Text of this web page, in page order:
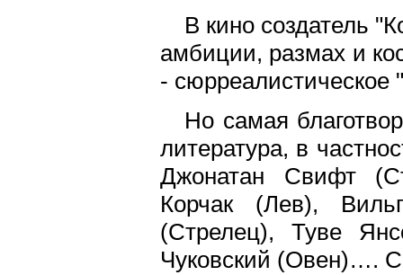
В кино создатель
амбиции, размах и
- сюрреалистическое
Но самая
литература, в
Джонатан Свифт
Корчак (Лев),
(Стрелец), Туве
Чуковский (Овен)….